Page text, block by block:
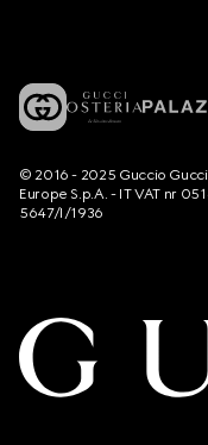
© 2016 - 2025 Guccio
Europe S.p.A. - IT VAT nr
5647/I/1936